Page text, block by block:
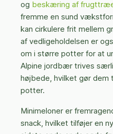
og beskæring af
fremme en sund
kan cirkulere frit mellem
af vedligeholdelsen er
om i større potter for at
Alpine jordbær trives
højbede, hvilket gør dem
potter.
Minimeloner er
snack, hvilket tilføjer en